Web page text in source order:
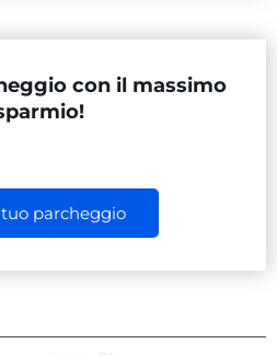
con il massimo
parcheggio